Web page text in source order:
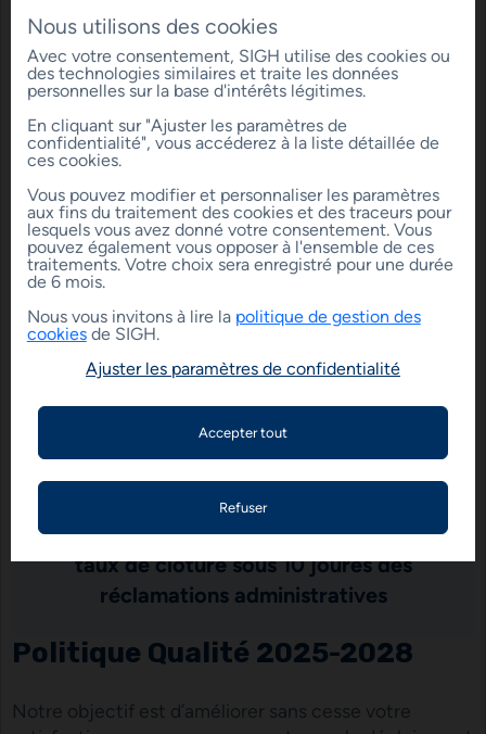
77%
réalisation de visite de courtoise
(attribution M-2)
99%
respect des délais pour agir
84%
jours des réclamations techniques
97%
taux de clôture sous 10 joures des
réclamations administratives
Politique Qualité 2025-2028
Notre objectif est d’améliorer sans cesse votre
Nous utilisons des cookies
Avec votre consentement, SIGH utilise des cookies ou
des technologies similaires et traite les données
personnelles sur la base d'intérêts légitimes.
En cliquant sur "Ajuster les paramètres de
confidentialité", vous accéderez à la liste détaillée de
ces cookies.
Vous pouvez modifier et personnaliser les paramètres
aux fins du traitement des cookies et des traceurs pour
lesquels vous avez donné votre consentement. Vous
pouvez également vous opposer à l'ensemble de ces
traitements. Votre choix sera enregistré pour une durée
de 6 mois.
Nous vous invitons à lire la politique de gestion des
cookiesde SIGH.
Ajuster les paramètres de confidentialité